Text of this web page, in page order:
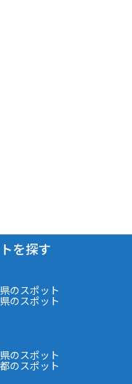
を探す
のスポット
のスポット
のスポット
のスポット